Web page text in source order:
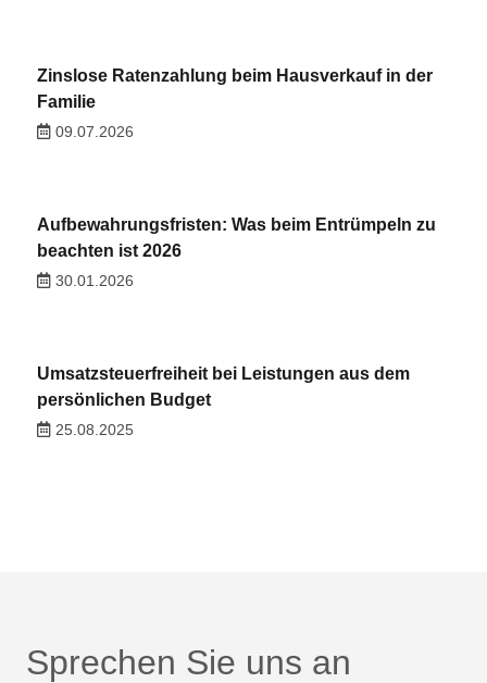
Zinslose Ratenzahlung beim Hausverkauf in der
Familie
09.07.2026
Aufbewahrungsfristen: Was beim Entrümpeln zu
beachten ist 2026
30.01.2026
Umsatzsteuerfreiheit bei Leistungen aus dem
persönlichen Budget
25.08.2025
Sprechen Sie uns an